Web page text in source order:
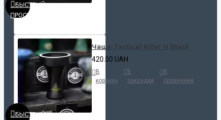
БЫСТРЫЙ
ПРОСМОТР
БЫСТРЫЙ
Чаша Tactical Killer H Black
420.00 UAH
В
корзину
В
закладки
В
сравнение